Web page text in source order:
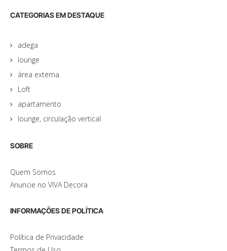
CATEGORIAS EM DESTAQUE
adega
lounge
área externa
Loft
apartamento
lounge, circulação vertical
SOBRE
Quem Somos
Anuncie no VIVA Decora
INFORMAÇÕES DE POLÍTICA
Política de Privacidade